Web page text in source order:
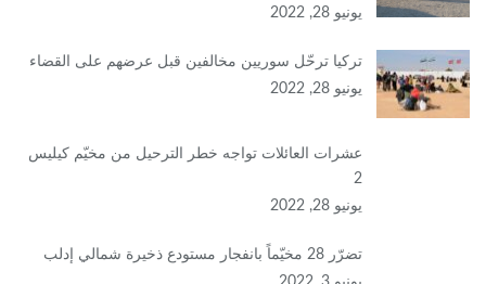
يونيو 28, 2022
تركيا ترحّل سوريين مخالفين قبل عرضهم على القضاء
يونيو 28, 2022
عشرات العائلات تواجه خطر الترحيل من مخيّم كيليس
2
يونيو 28, 2022
تضرّر 28 مخيّماً بانفجار مستودع ذخيرة شمالي إدلب